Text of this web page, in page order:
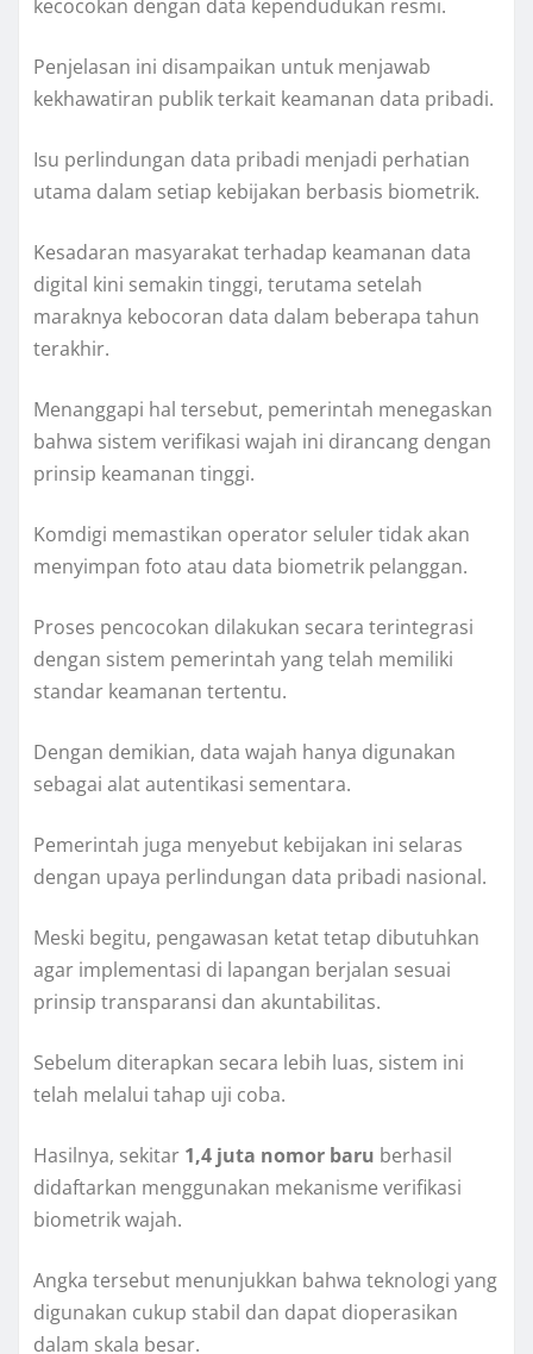
kecocokan dengan data kependudukan resmi.
Penjelasan ini disampaikan untuk menjawab
kekhawatiran publik terkait keamanan data pribadi.
Isu perlindungan data pribadi menjadi perhatian
utama dalam setiap kebijakan berbasis biometrik.
Kesadaran masyarakat terhadap keamanan data
digital kini semakin tinggi, terutama setelah
maraknya kebocoran data dalam beberapa tahun
terakhir.
Menanggapi hal tersebut, pemerintah menegaskan
bahwa sistem verifikasi wajah ini dirancang dengan
prinsip keamanan tinggi.
Komdigi memastikan operator seluler tidak akan
menyimpan foto atau data biometrik pelanggan.
Proses pencocokan dilakukan secara terintegrasi
dengan sistem pemerintah yang telah memiliki
standar keamanan tertentu.
Dengan demikian, data wajah hanya digunakan
sebagai alat autentikasi sementara.
Pemerintah juga menyebut kebijakan ini selaras
dengan upaya perlindungan data pribadi nasional.
Meski begitu, pengawasan ketat tetap dibutuhkan
agar implementasi di lapangan berjalan sesuai
prinsip transparansi dan akuntabilitas.
Sebelum diterapkan secara lebih luas, sistem ini
telah melalui tahap uji coba.
Hasilnya, sekitar 1,4 juta nomor baru berhasil
didaftarkan menggunakan mekanisme verifikasi
biometrik wajah.
Angka tersebut menunjukkan bahwa teknologi yang
digunakan cukup stabil dan dapat dioperasikan
dalam skala besar.